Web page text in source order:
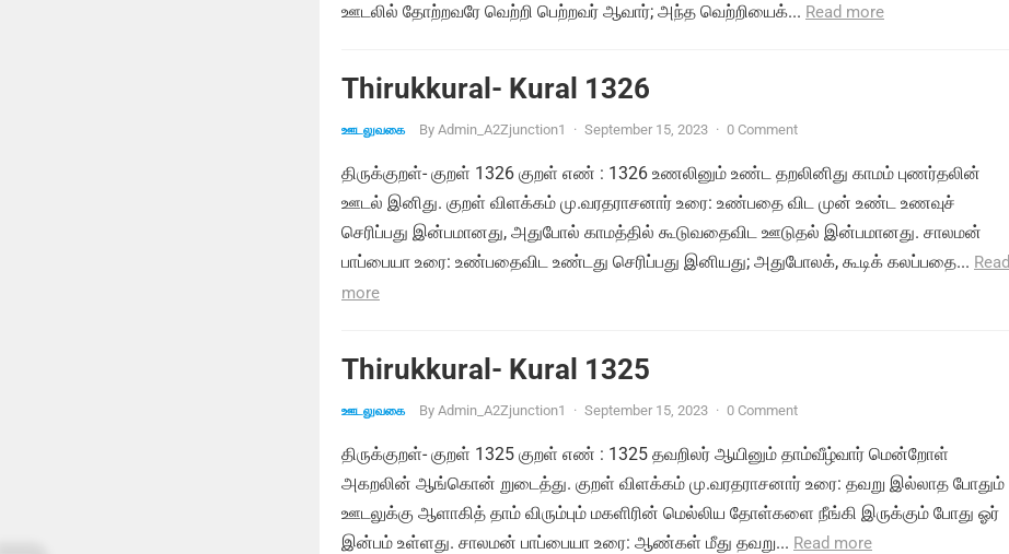
ஊடலில் தோற்றவரே வெற்றி பெற்றவர் ஆவார்; அந்த வெற்றியைக்... Read more
Thirukkural- Kural 1326
ஊடலுவகை By Admin_A2Zjunction1 · September 15, 2023 · 0 Comment
திருக்குறள்- குறள் 1326 குறள் எண் : 1326 உணலினும் உண்ட தறலினிது காமம் புணர்தலின்
ஊடல் இனிது. குறள் விளக்கம் மு.வரதராசனார் உரை: உண்பதை விட முன் உண்ட உணவுச்
செரிப்பது இன்பமானது, அதுபோல் காமத்தில் கூடுவதைவிட ஊடுதல் இன்பமானது. சாலமன்
பாப்பையா உரை: உண்பதைவிட உண்டது செரிப்பது இனியது; அதுபோலக், கூடிக் கலப்பதை... Read
more
Thirukkural- Kural 1325
ஊடலுவகை By Admin_A2Zjunction1 · September 15, 2023 · 0 Comment
திருக்குறள்- குறள் 1325 குறள் எண் : 1325 தவறிலர் ஆயினும் தாம்வீழ்வார் மென்றோள்
அகறலின் ஆங்கொன் றுடைத்து. குறள் விளக்கம் மு.வரதராசனார் உரை: தவறு இல்லாத போதும்
ஊடலுக்கு ஆளாகித் தாம் விரும்பும் மகளிரின் மெல்லிய தோள்களை நீங்கி இருக்கும் போது ஓர்
இன்பம் உள்ளது. சாலமன் பாப்பையா உரை: ஆண்கள் மீது தவறு... Read more